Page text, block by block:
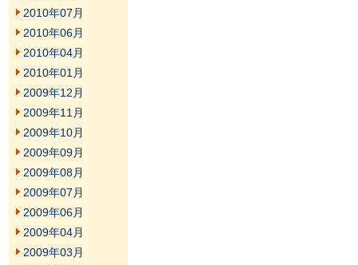
2010年07月
2010年06月
2010年04月
2010年01月
2009年12月
2009年11月
2009年10月
2009年09月
2009年08月
2009年07月
2009年06月
2009年04月
2009年03月